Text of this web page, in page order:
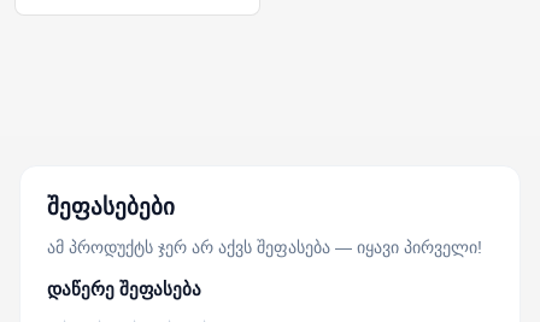
შეფასებები
ამ პროდუქტს ჯერ არ აქვს შეფასება — იყავი პირველი!
დაწერე შეფასება